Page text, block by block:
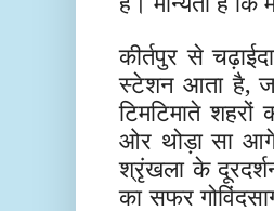
कीर्तपुर से
स्टेशन आता है,
टिमटिमाते शहरों
ओर थोड़ा सा आगे
श्रृंखला के
का सफर